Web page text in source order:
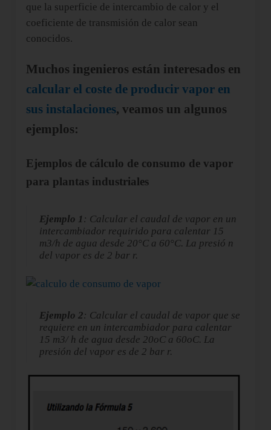
que la superficie de intercambio de calor y el
coeficiente de transmisión de calor sean
conocidos.
Muchos ingenieros están interesados en
calcular el coste de producir vapor en
sus instalaciones, veamos un algunos
ejemplos:
Ejemplos de cálculo de consumo de vapor
para plantas industriales
Ejemplo 1 : Calcular el caudal de vapor en un
intercambiador requirido para calentar 15
m3/h de agua desde 20°C a 60°C. La presió n
del vapor es de 2 bar r.
Ejemplo 2: Calcular el caudal de vapor que se
requiere en un intercambiador para calentar
15 m3/ h de agua desde 20oC a 60oC. La
presión del vapor es de 2 bar r.